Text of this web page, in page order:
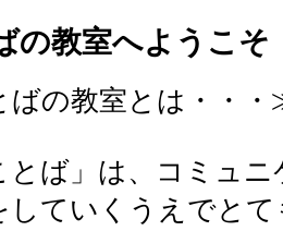
の教室へようこそ
の教室とは・・
ば」は、コミュニ
していくうえでと